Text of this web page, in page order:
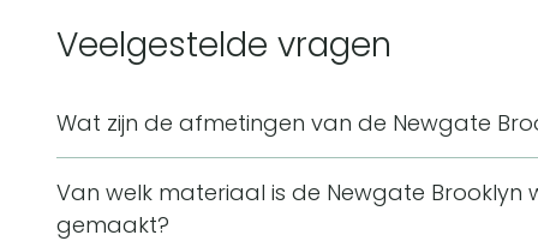
Veelgestelde vragen
Wat zijn de afmetingen van de Newgate
Door dit compacte formaat past hij goed op een
Van welk materiaal is de Newgate Brooklyn
gemaakt?